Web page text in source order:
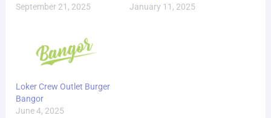
September 21, 2025
January 11, 2025
Loker Crew Outlet Burger
Bangor
June 4, 2025